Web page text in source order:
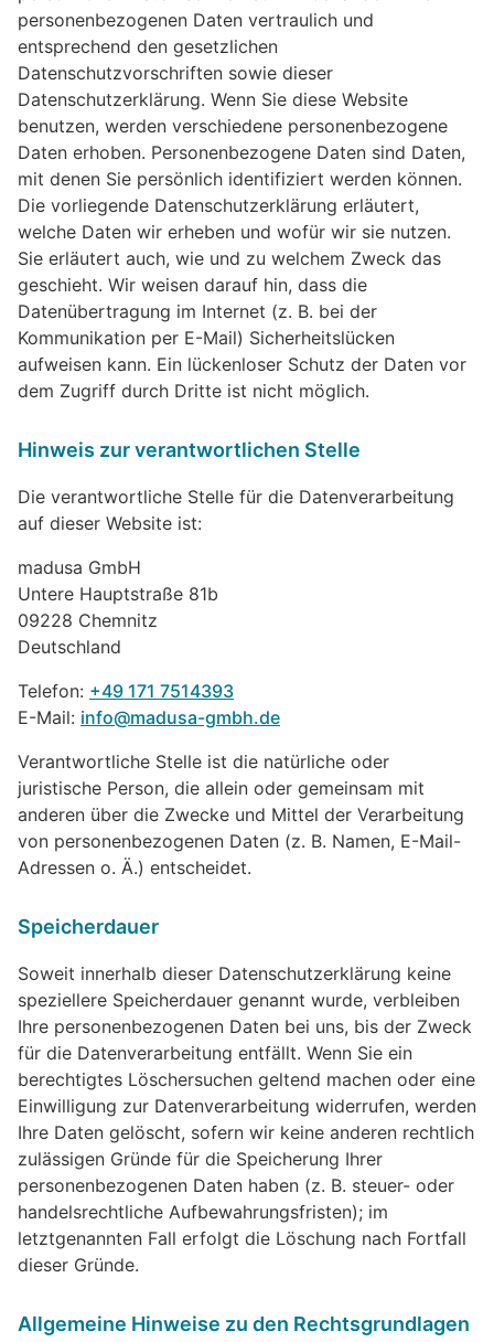
personenbezogenen Daten vertraulich und
entsprechend den gesetzlichen
Datenschutzvorschriften sowie dieser
Datenschutzerklärung. Wenn Sie diese Website
benutzen, werden verschiedene personenbezogene
Daten erhoben. Personenbezogene Daten sind Daten,
mit denen Sie persönlich identifiziert werden können.
Die vorliegende Datenschutzerklärung erläutert,
welche Daten wir erheben und wofür wir sie nutzen.
Sie erläutert auch, wie und zu welchem Zweck das
geschieht. Wir weisen darauf hin, dass die
Datenübertragung im Internet (z. B. bei der
Kommunikation per E-Mail) Sicherheitslücken
aufweisen kann. Ein lückenloser Schutz der Daten vor
dem Zugriff durch Dritte ist nicht möglich.
Hinweis zur verantwortlichen Stelle
Die verantwortliche Stelle für die Datenverarbeitung
auf dieser Website ist:
madusa GmbH
Untere Hauptstraße 81b
09228 Chemnitz
Deutschland
Telefon: +49 171 7514393
E-Mail: info@madusa-gmbh.de
Verantwortliche Stelle ist die natürliche oder
juristische Person, die allein oder gemeinsam mit
anderen über die Zwecke und Mittel der Verarbeitung
von personenbezogenen Daten (z. B. Namen, E-Mail-
Adressen o. Ä.) entscheidet.
Speicherdauer
Soweit innerhalb dieser Datenschutzerklärung keine
speziellere Speicherdauer genannt wurde, verbleiben
Ihre personenbezogenen Daten bei uns, bis der Zweck
für die Datenverarbeitung entfällt. Wenn Sie ein
berechtigtes Löschersuchen geltend machen oder eine
Einwilligung zur Datenverarbeitung widerrufen, werden
Ihre Daten gelöscht, sofern wir keine anderen rechtlich
zulässigen Gründe für die Speicherung Ihrer
personenbezogenen Daten haben (z. B. steuer- oder
handelsrechtliche Aufbewahrungsfristen); im
letztgenannten Fall erfolgt die Löschung nach Fortfall
dieser Gründe.
Allgemeine Hinweise zu den Rechtsgrundlagen